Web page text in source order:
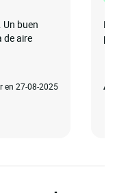
buen
de aire
en 27-08-2025